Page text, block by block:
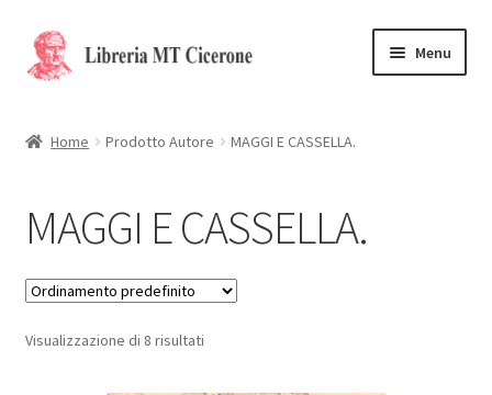
Vai
alla
Vai
al
Menu
La Storia
Contattaci
Cassa
Home Prodotto Autore MAGGI E CASSELLA.
MAGGI E CASSELLA.
Visualizzazione di 8 risultati